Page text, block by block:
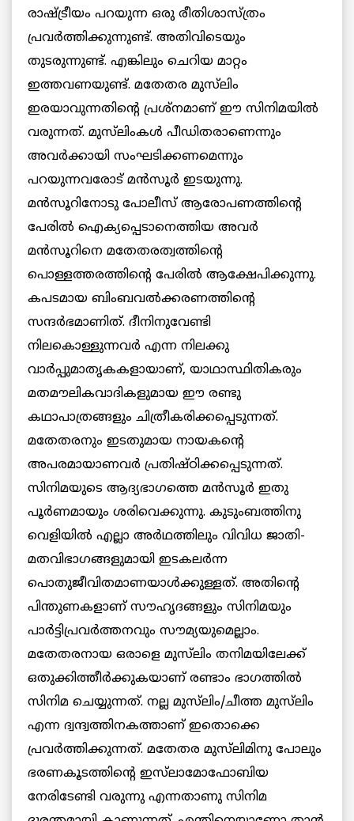
രാഷ്ട്രീയം പറയുന്ന ഒരു രീതിശാസ്ത്രം
പ്രവര്‍ത്തിക്കുന്നുണ്ട്. അതിവിടെയും
തുടരുന്നുണ്ട്. എങ്കിലും ചെറിയ മാറ്റം
ഇത്തവണയുണ്ട്. മതേതര മുസ്‌ലിം
ഇരയാവുന്നതിന്‍റെ പ്രശ്നമാണ് ഈ സിനിമയില്‍
വരുന്നത്. മുസ്‌ലിംകൾ പീഡിതരാണെന്നും
അവര്‍ക്കായി സംഘടിക്കണമെന്നും
പറയുന്നവരോട് മന്‍സൂര്‍ ഇടയുന്നു.
മന്‍സൂറിനോടു പോലീസ്‌ ആരോപണത്തിന്‍റെ
പേരില്‍ ഐക്യപ്പെടാനെത്തിയ അവര്‍
മന്‍സൂറിനെ മതേതരത്വത്തിന്‍റെ
പൊള്ളത്തരത്തിന്‍റെ പേരില്‍ ആക്ഷേപിക്കുന്നു.
കപടമായ ബിംബവല്‍ക്കരണത്തിന്‍റെ
സന്ദര്‍ഭമാണിത്. ദീനിനുവേണ്ടി
നിലകൊള്ളുന്നവര്‍ എന്ന നിലക്കു
വാര്‍പ്പുമാതൃകകളായാണ്, യാഥാസ്ഥിതികരും
മതമൗലികവാദികളുമായ ഈ രണ്ടു
കഥാപാത്രങ്ങളും ചിത്രീകരിക്കപ്പെടുന്നത്.
മതേതരനും ഇടതുമായ നായകന്‍റെ
അപരമായാണവര്‍ പ്രതിഷ്ഠിക്കപ്പെടുന്നത്.
സിനിമയുടെ ആദ്യഭാഗത്തെ മന്‍സൂര്‍ ഇതു
പൂര്‍ണമായും ശരിവെക്കുന്നു. കുടുംബത്തിനു
വെളിയില്‍ എല്ലാ അര്‍ഥത്തിലും വിവിധ ജാതി-
മതവിഭാഗങ്ങളുമായി ഇടകലര്‍ന്ന
പൊതുജീവിതമാണയാള്‍ക്കുള്ളത്. അതിന്‍റെ
പിന്തുണകളാണ് സൗഹൃദങ്ങളും സിനിമയും
പാര്‍ട്ടിപ്രവര്‍ത്തനവും സൗമ്യയുമെല്ലാം.
മതേതരനായ ഒരാളെ മുസ്‌ലിം തനിമയിലേക്ക്
ഒതുക്കിത്തീര്‍ക്കുകയാണ് രണ്ടാം ഭാഗത്തില്‍
സിനിമ ചെയ്യുന്നത്. നല്ല മുസ്‌ലിം/ചീത്ത മുസ്‌ലിം
എന്ന ദ്വന്ദ്വത്തിനകത്താണ് ഇതൊക്കെ
പ്രവര്‍ത്തിക്കുന്നത്. മതേതര മുസ്‌ലിമിനു പോലും
ഭരണകൂടത്തിന്‍റെ ഇസ്‌ലാമോഫോബിയ
നേരിടേണ്ടി വരുന്നു എന്നതാണു സിനിമ